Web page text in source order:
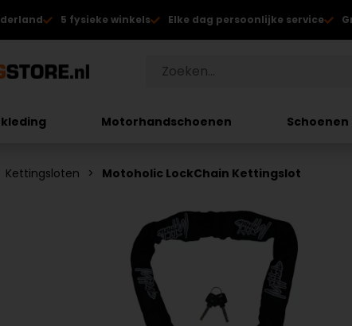
5 fysieke winkels Elke dag persoonlijke service
Motorhandschoenen
Kettingsloten Motoholic LockChain Kettingslot